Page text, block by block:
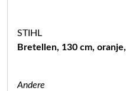
STIHL
Bretellen, 130 cm,
Andere